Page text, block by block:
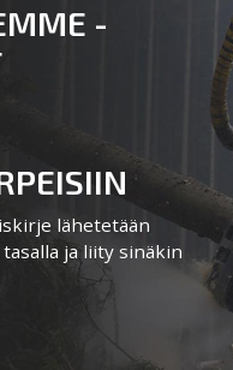
-
lähetetään
ja liity sinäkin